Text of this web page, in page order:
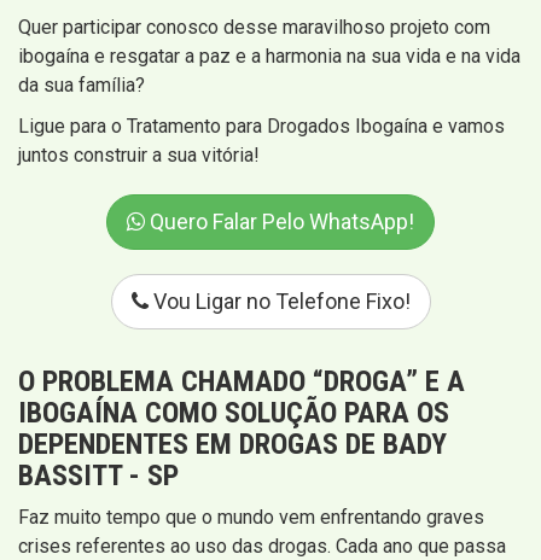
Quer participar conosco desse maravilhoso projeto com
ibogaína e resgatar a paz e a harmonia na sua vida e na vida
da sua família?
Ligue para o Tratamento para Drogados Ibogaína e vamos
juntos construir a sua vitória!
Quero Falar Pelo WhatsApp!
Vou Ligar no Telefone Fixo!
O PROBLEMA CHAMADO “DROGA” E A
IBOGAÍNA COMO SOLUÇÃO PARA OS
DEPENDENTES EM DROGAS DE BADY
BASSITT - SP
Faz muito tempo que o mundo vem enfrentando graves
crises referentes ao uso das drogas. Cada ano que passa